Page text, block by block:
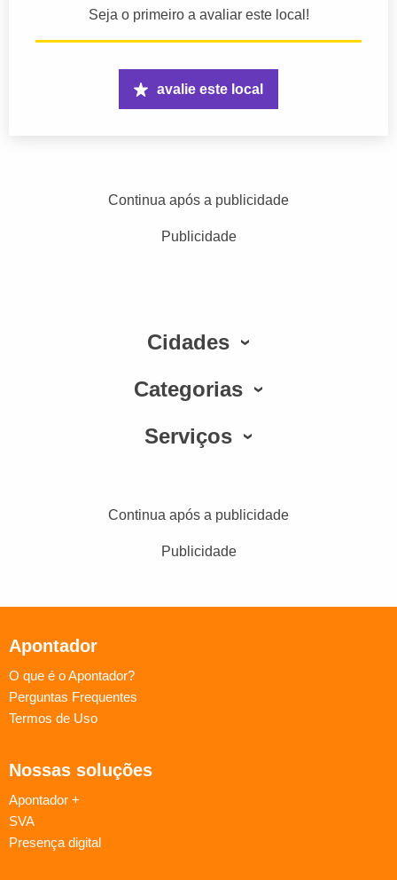
Seja o primeiro a avaliar este local!
avalie este local
Continua após a publicidade
Publicidade
Cidades
Categorias
Serviços
Continua após a publicidade
Publicidade
Apontador
O que é o Apontador?
Perguntas Frequentes
Termos de Uso
Nossas soluções
Apontador +
SVA
Presença digital